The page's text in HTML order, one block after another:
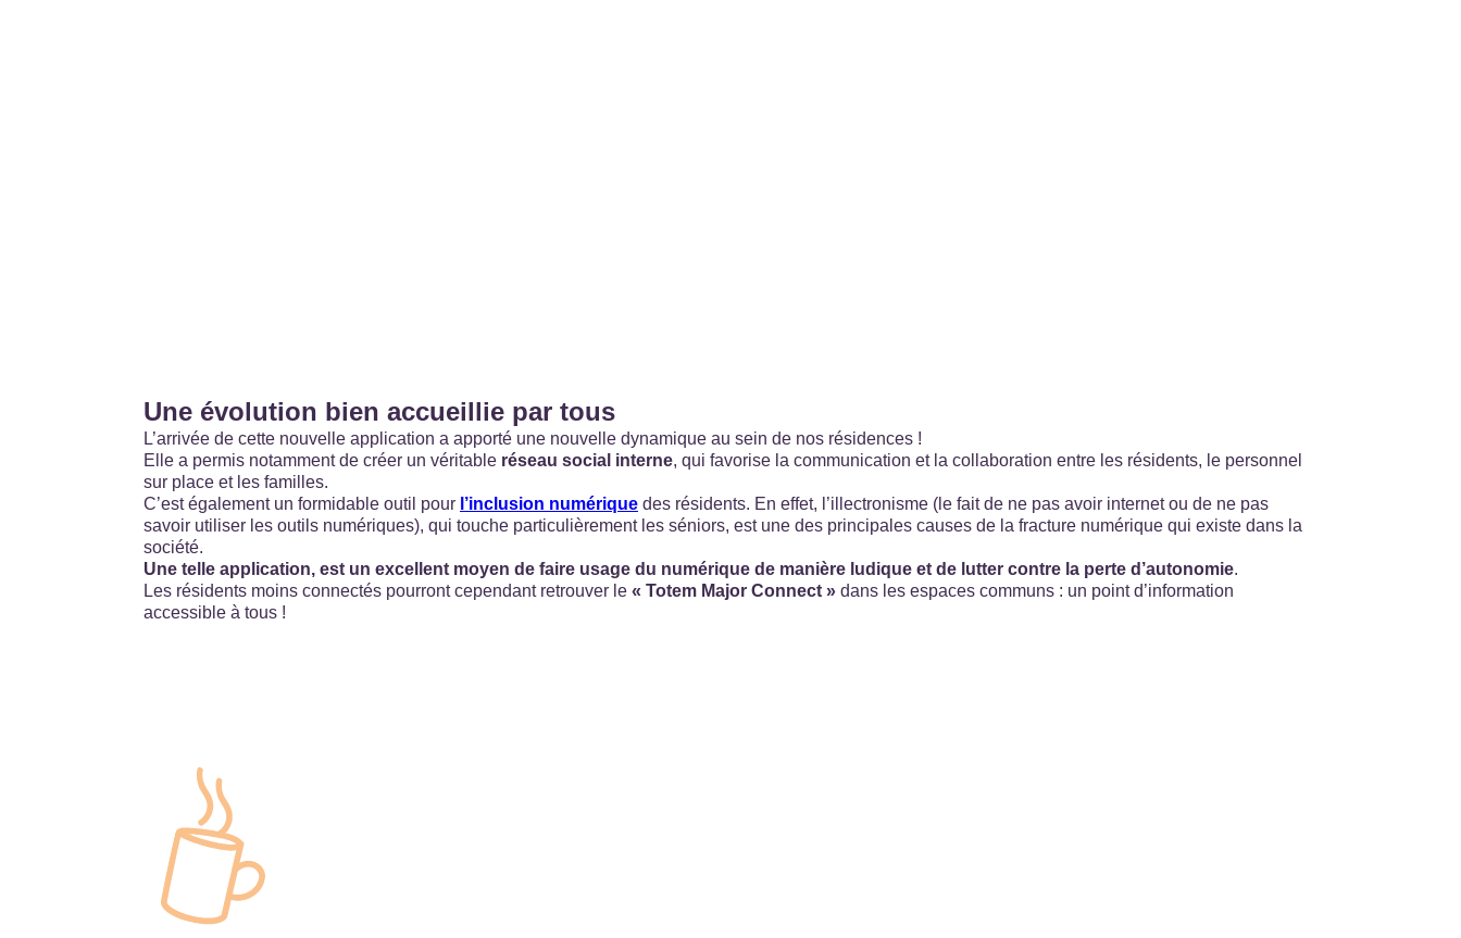
Une évolution bien accueillie par tous
L’arrivée de cette nouvelle application a apporté une nouvelle dynamique au sein de nos résidences !
Elle a permis notamment de créer un véritable réseau social interne, qui favorise la communication et la collaboration entre les résidents, le personnel
sur place et les familles.
C’est également un formidable outil pour l’inclusion numérique des résidents. En effet, l’illectronisme (le fait de ne pas avoir internet ou de ne pas
savoir utiliser les outils numériques), qui touche particulièrement les séniors, est une des principales causes de la fracture numérique qui existe dans la
société.
Une telle application, est un excellent moyen de faire usage du numérique de manière ludique et de lutter contre la perte d’autonomie.
Les résidents moins connectés pourront cependant retrouver le « Totem Major Connect » dans les espaces communs : un point d’information
accessible à tous !